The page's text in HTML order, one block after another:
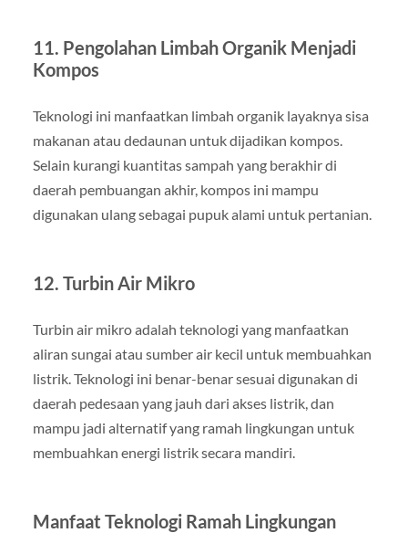
11. Pengolahan Limbah Organik Menjadi
Kompos
Teknologi ini manfaatkan limbah organik layaknya sisa
makanan atau dedaunan untuk dijadikan kompos.
Selain kurangi kuantitas sampah yang berakhir di
daerah pembuangan akhir, kompos ini mampu
digunakan ulang sebagai pupuk alami untuk pertanian.
12. Turbin Air Mikro
Turbin air mikro adalah teknologi yang manfaatkan
aliran sungai atau sumber air kecil untuk membuahkan
listrik. Teknologi ini benar-benar sesuai digunakan di
daerah pedesaan yang jauh dari akses listrik, dan
mampu jadi alternatif yang ramah lingkungan untuk
membuahkan energi listrik secara mandiri.
Manfaat Teknologi Ramah Lingkungan